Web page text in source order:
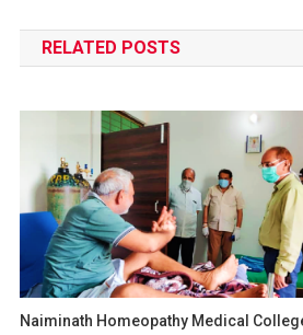
navigation
RELATED POSTS
Naiminath Homeopathy Medical